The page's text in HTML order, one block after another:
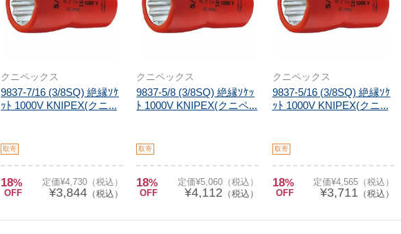
クニペックス
9837-7/16 (3/8SQ) 絶縁ｿｹ
ｯﾄ 1000V KNIPEX(クニ...
取寄
18%
OFF
定価¥4,730（税込）
¥3,844（税込）
クニペックス
9837-5/8 (3/8SQ) 絶縁ｿｹｯ
ﾄ 1000V KNIPEX(クニペ...
取寄
18%
OFF
定価¥5,060（税込）
¥4,112 （税込）
クニペックス
9837-5/16 (3/8SQ) 絶縁ｿｹ
ｯﾄ 1000V KNIPEX(クニ...
取寄
18%
OFF
定価¥4,565（税込）
¥3,711 （税込）